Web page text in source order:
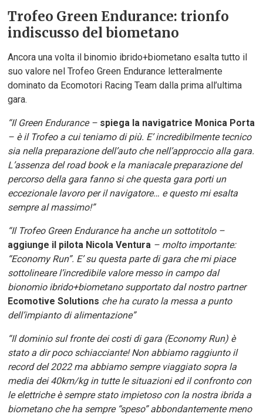
Trofeo Green Endurance: trionfo
indiscusso del biometano
Ancora una volta il binomio ibrido+biometano esalta tutto il
suo valore nel Trofeo Green Endurance letteralmente
dominato da Ecomotori Racing Team dalla prima all’ultima
gara.
“Il Green Endurance – spiega la navigatrice Monica Porta
– è il Trofeo a cui teniamo di più. E’ incredibilmente tecnico
sia nella preparazione dell’auto che nell’approccio alla gara.
L’assenza del road book e la maniacale preparazione del
percorso della gara fanno si che questa gara porti un
eccezionale lavoro per il navigatore… e questo mi esalta
sempre al massimo!”
“Il Trofeo Green Endurance ha anche un sottotitolo –
aggiunge il pilota Nicola Ventura – molto importante:
“Economy Run”. E’ su questa parte di gara che mi piace
sottolineare l’incredibile valore messo in campo dal
bionomio ibrido+biometano supportato dal nostro partner
Ecomotive Solutions che ha curato la messa a punto
dell’impianto di alimentazione”
“Il dominio sul fronte dei costi di gara (Economy Run) è
stato a dir poco schiacciante! Non abbiamo raggiunto il
record del 2022 ma abbiamo sempre viaggiato sopra la
media dei 40km/kg in tutte le situazioni ed il confronto con
le elettriche è sempre stato impietoso con la nostra ibrida a
biometano che ha sempre “speso” abbondantemente meno